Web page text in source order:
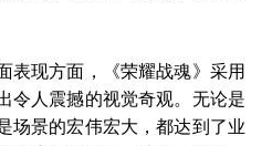
表现方面，《荣耀战魂》采用
令人震撼的视觉奇观。无论是
场景的宏伟宏大，都达到了业